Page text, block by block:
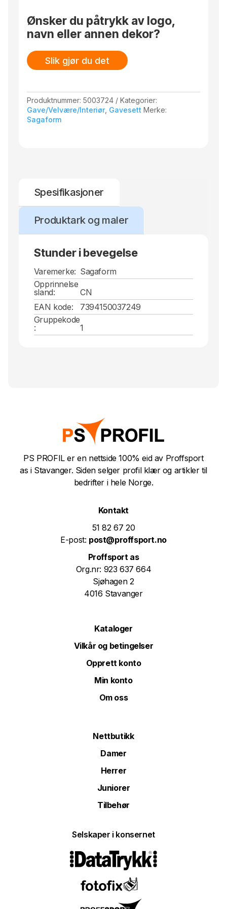
Ønsker du påtrykk av logo,
navn eller annen dekor?
Slik gjør du det
Produktnummer:5003724
Kategorier:
Gave/Velvære/Interiør, Gavesett Merke:
Sagaform
Spesifikasjoner
Produktark og maler
Stunder i bevegelse
Varemerke: Sagaform
Opprinnelse
sland:
CN
EAN kode:
7394150037249
Gruppekode
:
1
PS PROFIL er en nettside 100% eid av Proffsport
as i Stavanger. Siden selger profil klær og artikler til
bedrifter i hele Norge.
Kontakt
51 82 67 20
E-post: post@proffsport.no
Proffsport as
Org.nr: 923 637 664
Sjøhagen 2
4016 Stavanger
Kataloger
Vilkår og betingelser
Opprett konto
Min konto
Om oss
Nettbutikk
Damer
Herrer
Juniorer
Tilbehør
Selskaper i konsernet